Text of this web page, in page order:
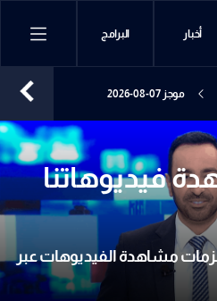
أخبار البرامج
موجز 07-08-2026
فيديوهاتنا
مشاهدة الفيديوهات عبر